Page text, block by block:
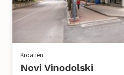
Kroatien
Novi Vinodolski